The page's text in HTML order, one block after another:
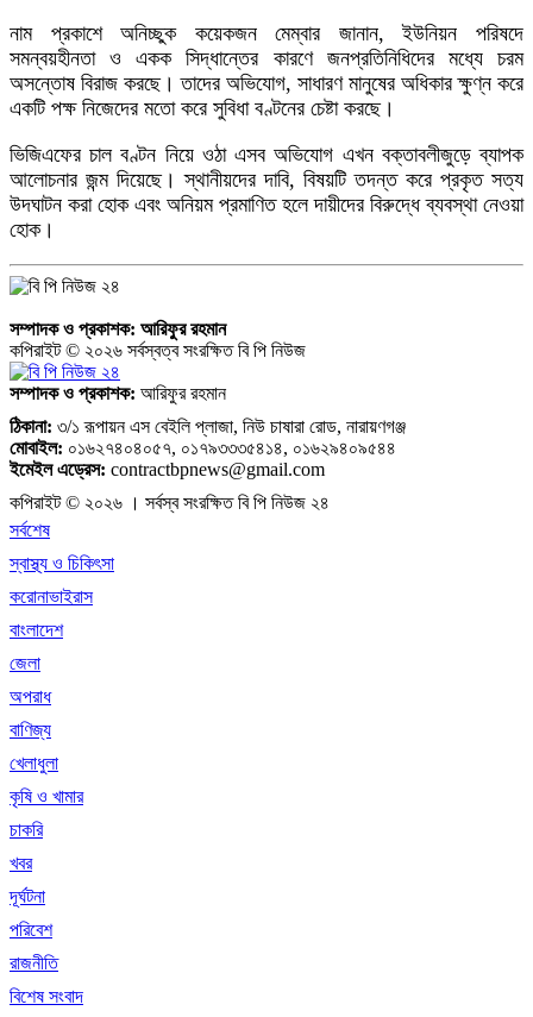
নাম প্রকাশে অনিচ্ছুক কয়েকজন মেম্বার জানান, ইউনিয়ন পরিষদে
সমন্বয়হীনতা ও একক সিদ্ধান্তের কারণে জনপ্রতিনিধিদের মধ্যে চরম
অসন্তোষ বিরাজ করছে। তাদের অভিযোগ, সাধারণ মানুষের অধিকার ক্ষুণ্ন করে
একটি পক্ষ নিজেদের মতো করে সুবিধা বণ্টনের চেষ্টা করছে।
ভিজিএফের চাল বণ্টন নিয়ে ওঠা এসব অভিযোগ এখন বক্তাবলীজুড়ে ব্যাপক
আলোচনার জন্ম দিয়েছে। স্থানীয়দের দাবি, বিষয়টি তদন্ত করে প্রকৃত সত্য
উদঘাটন করা হোক এবং অনিয়ম প্রমাণিত হলে দায়ীদের বিরুদ্ধে ব্যবস্থা নেওয়া
হোক।
সম্পাদক ও প্রকাশক: আরিফুর রহমান
কপিরাইট © ২০২৬ সর্বস্বত্ব সংরক্ষিত বি পি নিউজ
সম্পাদক ও প্রকাশক: আরিফুর রহমান
ঠিকানা: ৩/১ রূপায়ন এস বেইলি প্লাজা, নিউ চাষারা রোড, নারায়ণগঞ্জ
মোবাইল: ০১৬২৭৪০৪০৫৭, ০১৭৯৩৩৩৫৪১৪, ০১৬২৯৪০৯৫৪৪
ইমেইল এড্রেস: contractbpnews@gmail.com
কপিরাইট © ২০২৬ । সর্বস্ব সংরক্ষিত বি পি নিউজ ২৪
সর্বশেষ
স্বাস্থ্য ও চিকিৎসা
করোনাভাইরাস
বাংলাদেশ
জেলা
অপরাধ
বাণিজ্য
খেলাধুলা
কৃষি ও খামার
চাকরি
খবর
দূর্ঘটনা
পরিবেশ
রাজনীতি
বিশেষ সংবাদ